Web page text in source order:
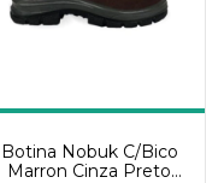
Botina Nobuk C/Bico
Marron Cinza Preto